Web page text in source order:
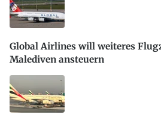
Global Airlines will weiteres
Malediven ansteuern